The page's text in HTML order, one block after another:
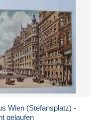
Wien (Stefansplatz) -
gelaufen